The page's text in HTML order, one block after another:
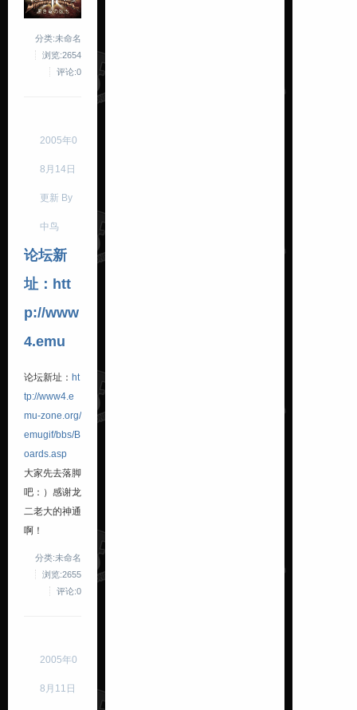
分类:未命名
浏览:2654
评论:0
2005年0
8月14日
更新 By
中鸟
论坛新
址：htt
p://www
4.emu
论坛新址： ht
tp://www4.e
mu-zone.org/
emugif/bbs/B
oards.asp
大家先去落脚
吧：）感谢龙
二老大的神通
啊！
分类:未命名
浏览:2655
评论:0
2005年0
8月11日